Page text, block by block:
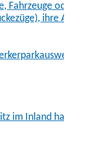
oder
ihre Anhänger,
im Inland hatten